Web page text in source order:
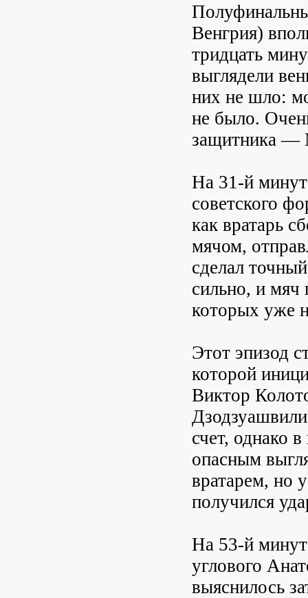
Венгрия)
тридцать
выглядели
них не шло:
не было.
защитника —
На 31-й
советского
как вратарь
мячом,
сделал
сильно, и мяч
которых уже
Этот эпизод
которой
Виктор
счет, однако
опасным
вратарем, но
получился
На 53-й
углового
выяснилось